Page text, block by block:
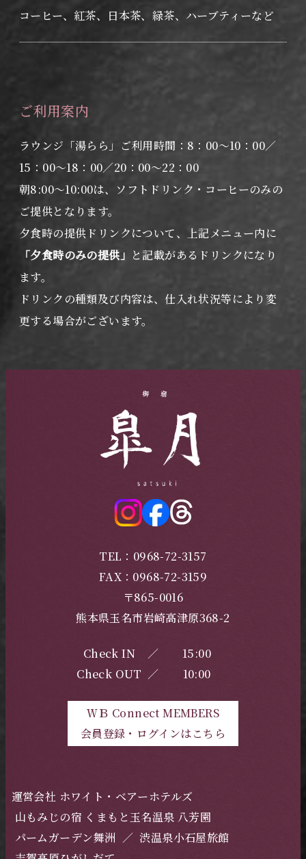
コーヒー、紅茶、日本茶、緑茶、ハーブティーなど
ご利用案内
ラウンジ「湯らら」ご利用時間：8：00～10：00／
15：00～18：00／20：00～22：00
朝8:00～10:00は、ソフトドリンク・コーヒーのみの
ご提供となります。
夕食時の提供ドリンクについて、上記メニュー内に
「夕食時のみの提供」 と記載があるドリンクになり
ます。
ドリンクの種類及び内容は、仕入れ状況等により変
更する場合がございます。
TEL：0968-72-3157
FAX：0968-72-3159
〒865-0016
熊本県玉名市岩崎高津原368-2
Check IN ／
15:00
Check OUT ／ 10:00
ＷＢ Connect MEMBERS
会員登録・ログインはこちら
運営会社 ホワイト・ベアーホテルズ
山もみじの宿 くまもと玉名温泉 八芳園
パームガーデン舞洲 ／ 渋温泉小石屋旅館